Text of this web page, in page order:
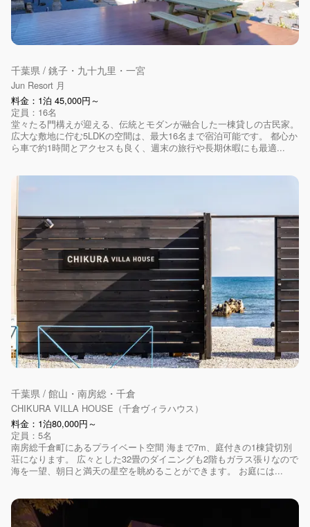
千葉県 / 銚子・九十九里・一宮
Jun Resort 月
料金：1泊 45,000円～
定員：16名
堂々たる門構えが迎える、伝統とモダンが融合した一棟貸しの古民家。
広大な敷地に佇む5LDKの空間は、最大16名まで宿泊可能です。 都心か
ら車で約1時間とアクセスも良く、週末の旅行や長期休暇にも最適...
千葉県 / 館山・南房総・千倉
CHIKURA VILLA HOUSE（千倉ヴィラハウス）
料金：1泊80,000円～
定員：5名
南房総千倉町にあるプライベート空間 海まで7m、庭付きの1棟貸切別
荘になります。 広々とした32畳のダイニングも2階もガラス張りなので
海を一望、朝日と満天の星空を眺めることができます。 お庭には...